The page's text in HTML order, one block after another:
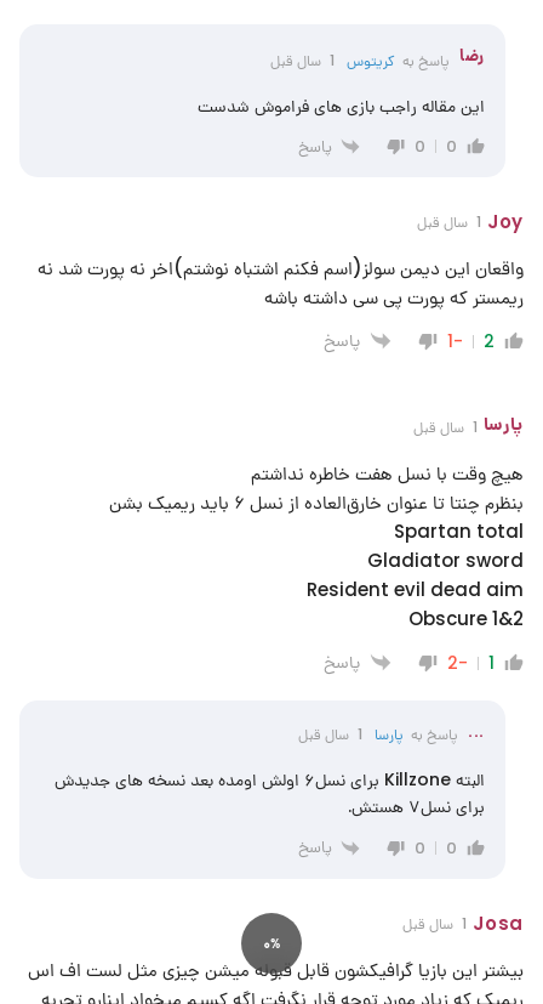
0%
رضا پاسخ به کریتوس 1 سال قبل
این مقاله راجب بازی های فراموش شدست
0
0 پاسخ
Joy 1 سال قبل
واقعان این دیمن سولز(اسم فکنم اشتباه نوشتم)اخر نه پورت شد نه
ریمستر که پورت پی سی داشته باشه
2
-1 پاسخ
پارسا 1 سال قبل
هیچ وقت با نسل هفت خاطره نداشتم
بنظرم چنتا تا عنوان خارق‌العاده از نسل ۶ باید ریمیک بشن
Spartan total
Gladiator sword
Resident evil dead aim
Obscure 1&2
1
-2 پاسخ
... پاسخ به پارسا 1 سال قبل
البته Killzone برای نسل۶ اولش اومده بعد نسخه های جدیدش
برای نسل۷ هستش.
0
0 پاسخ
Josa 1 سال قبل
بیشتر این بازیا گرافیکشون قابل قبوله میشن چیزی مثل لست اف اس
ریمیک که زیاد مورد توجه قرار نگرفت اگه کسیم میخواد اینارو تجربه